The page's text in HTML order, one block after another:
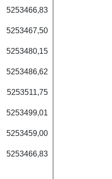
5253466,83
5253467,50
5253480,15
5253486,62
5253511,75
5253499,01
5253459,00
5253466,83